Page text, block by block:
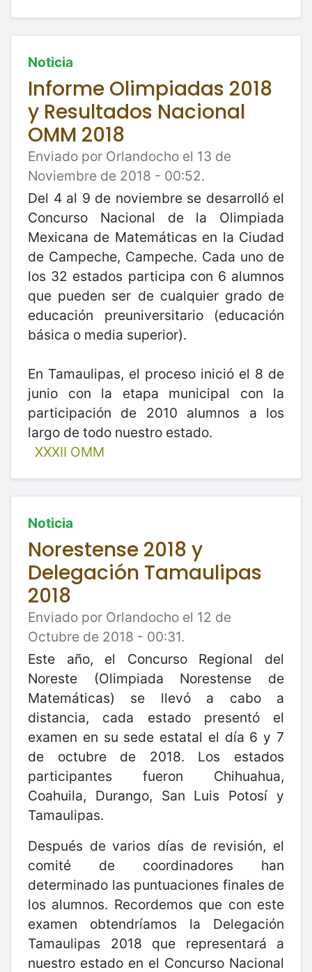
Noticia
Informe Olimpiadas 2018
y Resultados Nacional
OMM 2018
Enviado por Orlandocho el 13 de
Noviembre de 2018 - 00:52.
Del 4 al 9 de noviembre se desarrolló el
Concurso Nacional de la Olimpiada
Mexicana de Matemáticas en la Ciudad
de Campeche, Campeche. Cada uno de
los 32 estados participa con 6 alumnos
que pueden ser de cualquier grado de
educación preuniversitario (educación
básica o media superior).
En Tamaulipas, el proceso inició el 8 de
junio con la etapa municipal con la
participación de 2010 alumnos a los
largo de todo nuestro estado.
XXXII OMM
Noticia
Norestense 2018 y
Delegación Tamaulipas
2018
Enviado por Orlandocho el 12 de
Octubre de 2018 - 00:31.
Este año, el Concurso Regional del
Noreste (Olimpiada Norestense de
Matemáticas) se llevó a cabo a
distancia, cada estado presentó el
examen en su sede estatal el día 6 y 7
de octubre de 2018. Los estados
participantes fueron Chihuahua,
Coahuila, Durango, San Luis Potosí y
Tamaulipas.
Después de varios días de revisión, el
comité de coordinadores han
determinado las puntuaciones finales de
los alumnos. Recordemos que con este
examen obtendríamos la Delegación
Tamaulipas 2018 que representará a
nuestro estado en el Concurso Nacional